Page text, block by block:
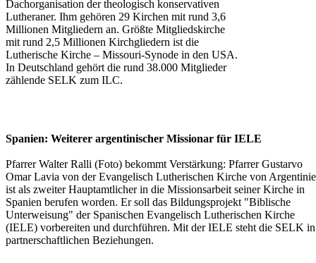
Dachorganisation der theologisch konservativen
Lutheraner. Ihm gehören 29 Kirchen mit rund 3,6
Millionen Mitgliedern an. Größte Mitgliedskirche
mit rund 2,5 Millionen Kirchgliedern ist die
Lutherische Kirche – Missouri-Synode in den USA.
In Deutschland gehört die rund 38.000 Mitglieder
zählende SELK zum ILC.
Spanien: Weiterer argentinischer Missionar für IELE
Pfarrer Walter Ralli (Foto) bekommt Verstärkung: Pfarrer Gustarvo
Omar Lavia von der Evangelisch Lutherischen Kirche von
ist als zweiter Hauptamtlicher in die Missionsarbeit seiner Kirche in
Spanien berufen worden. Er soll das Bildungsprojekt "Biblische
Unterweisung" der Spanischen Evangelisch Lutherischen Kirche
(IELE) vorbereiten und durchführen. Mit der IELE steht die SELK in
partnerschaftlichen Beziehungen.